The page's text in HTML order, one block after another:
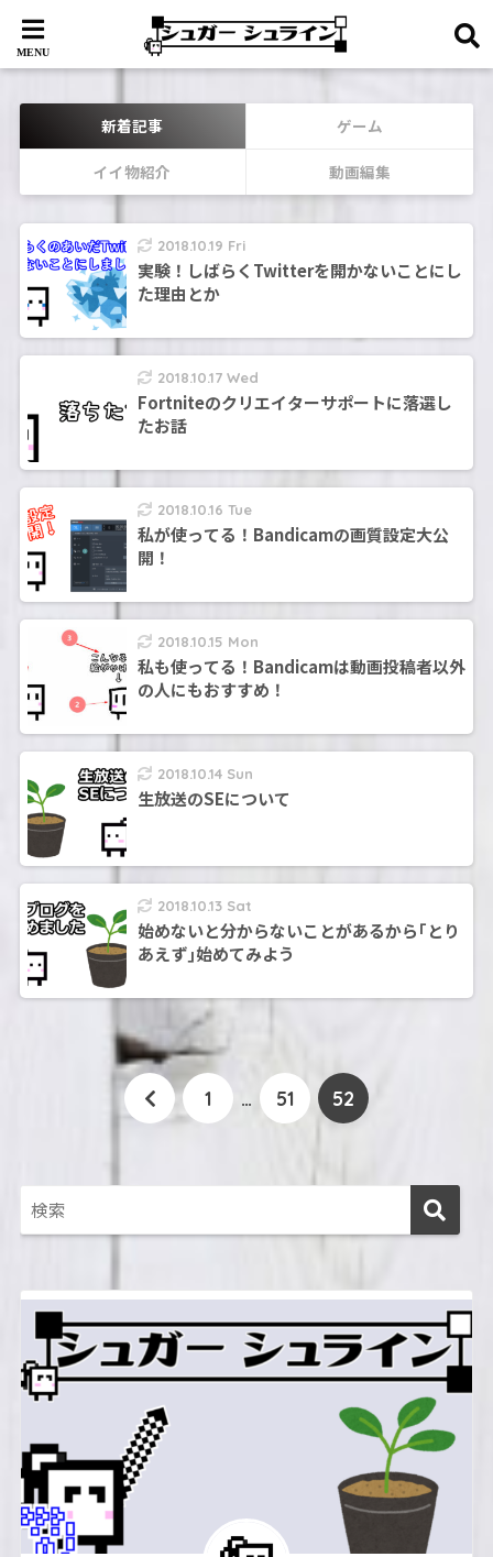
新着記事 ゲーム
イイ物紹介 動画編集
2018.10.19 Fri
実験！しばらくTwitterを開かないことにし
た理由とか
2018.10.17 Wed
Fortniteのクリエイターサポートに落選し
たお話
2018.10.16 Tue
私が使ってる！Bandicamの画質設定大公
開！
2018.10.15 Mon
私も使ってる！Bandicamは動画投稿者以外
の人にもおすすめ！
2018.10.14 Sun
生放送のSEについて
2018.10.13 Sat
始めないと分からないことがあるから｢とり
あえず｣始めてみよう
1 … 51 52